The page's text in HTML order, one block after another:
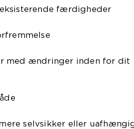
færdigheder
med ændringer inden for dit
selvsikker eller